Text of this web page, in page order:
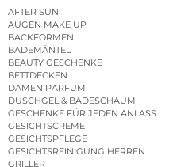
AFTER SUN
AUGEN MAKE UP
BACKFORMEN
BADEMÄNTEL
BEAUTY GESCHENKE
BETTDECKEN
DAMEN PARFUM
DUSCHGEL & BADESCHAUM
GESCHENKE FÜR JEDEN ANLASS
GESICHTSCREME
GESICHTSPFLEGE
GESICHTSREINIGUNG HERREN
GRILLER